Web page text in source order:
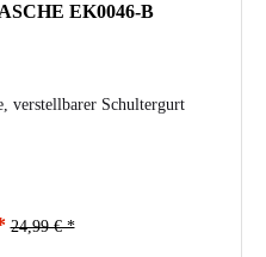
EK0046-B
verstellbarer Schultergurt
24,99 € *